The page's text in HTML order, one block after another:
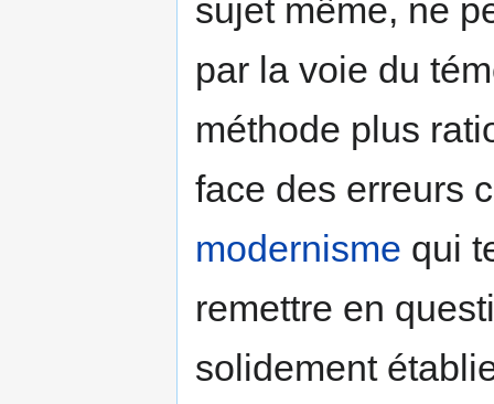
sujet même, ne
par la voie du
méthode plus
face des erreurs
modernisme qui
remettre en
solidement